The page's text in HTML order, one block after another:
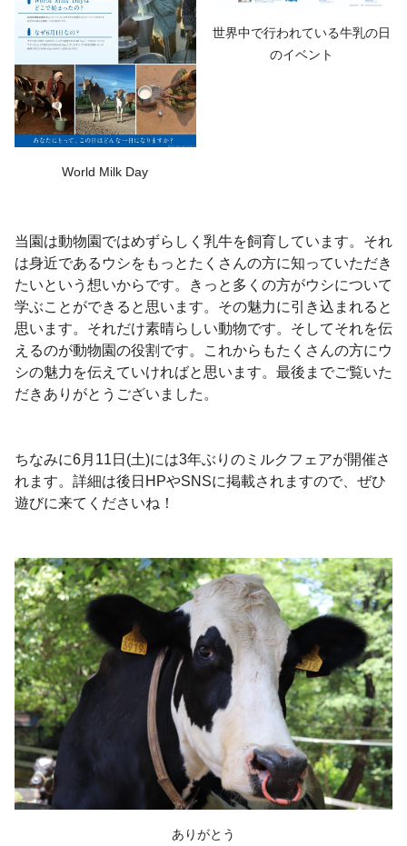
World Milk Day
世界中で行われている牛乳の日
のイベント
当園は動物園ではめずらしく乳牛を飼育しています。それ
は身近であるウシをもっとたくさんの方に知っていただき
たいという想いからです。きっと多くの方がウシについて
学ぶことができると思います。その魅力に引き込まれると
思います。それだけ素晴らしい動物です。そしてそれを伝
えるのが動物園の役割です。これからもたくさんの方にウ
シの魅力を伝えていければと思います。最後までご覧いた
だきありがとうございました。
ちなみに6月 11 日 (土)には3年ぶりのミルクフェアが開催さ
れます。詳細は後日 HPやSNSに掲載されますので、ぜひ
遊びに来てくださいね！
ありがとう